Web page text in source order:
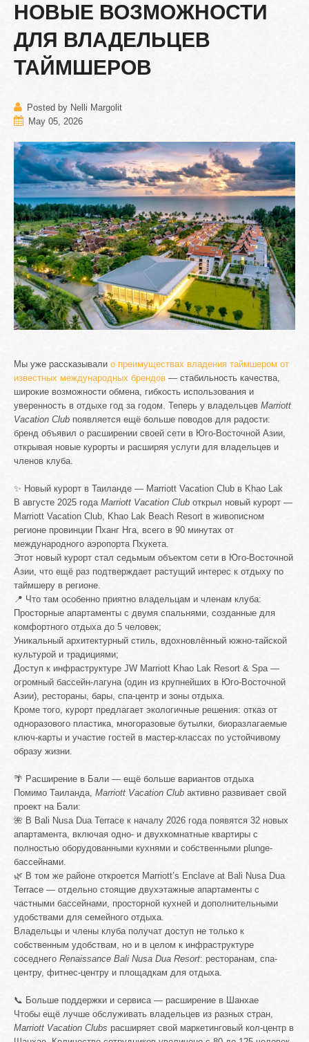
НОВЫЕ ВОЗМОЖНОСТИ
ДЛЯ ВЛАДЕЛЬЦЕВ
ТАЙМШЕРОВ
Posted by Nelli Margolit
May 05, 2026
Мы уже рассказывали о преимуществах владения таймшером от
известных международных брендов — стабильность качества,
широкие возможности обмена, гибкость использования и
уверенность в отдыхе год за годом. Теперь у владельцев Marriott
Vacation Club появляется ещё больше поводов для радости:
бренд объявил о расширении своей сети в Юго-Восточной Азии,
открывая новые курорты и расширяя услуги для владельцев и
членов клуба.
✨ Новый курорт в Таиланде — Marriott Vacation Club в Khao Lak
В августе 2025 года Marriott Vacation Club открыл новый курорт —
Marriott Vacation Club, Khao Lak Beach Resort в живописном
регионе провинции Пханг Нга, всего в 90 минутах от
международного аэропорта Пхукета.
Этот новый курорт стал седьмым объектом сети в Юго-Восточной
Азии, что ещё раз подтверждает растущий интерес к отдыху по
таймшеру в регионе.
📍 Что там особенно приятно владельцам и членам клуба:
Просторные апартаменты с двумя спальнями, созданные для
комфортного отдыха до 5 человек;
Уникальный архитектурный стиль, вдохновлённый южно-тайской
культурой и традициями;
Доступ к инфраструктуре JW Marriott Khao Lak Resort & Spa —
огромный бассейн-лагуна (один из крупнейших в Юго-Восточной
Азии), рестораны, бары, спа-центр и зоны отдыха.
Кроме того, курорт предлагает экологичные решения: отказ от
одноразового пластика, многоразовые бутылки, биоразлагаемые
ключ-карты и участие гостей в мастер-классах по устойчивому
образу жизни.
🌴 Расширение в Бали — ещё больше вариантов отдыха
Помимо Таиланда, Marriott Vacation Club активно развивает свой
проект на Бали:
🌺 В Bali Nusa Dua Terrace к началу 2026 года появятся 32 новых
апартамента, включая одно- и двухкомнатные квартиры с
полностью оборудованными кухнями и собственными plunge-
бассейнами.
🌿 В том же районе откроется Marriott’s Enclave at Bali Nusa Dua
Terrace — отдельно стоящие двухэтажные апартаменты с
частными бассейнами, просторной кухней и дополнительными
удобствами для семейного отдыха.
Владельцы и члены клуба получат доступ не только к
собственным удобствам, но и в целом к инфраструктуре
соседнего Renaissance Bali Nusa Dua Resort: ресторанам, спа-
центру, фитнес-центру и площадкам для отдыха.
📞 Больше поддержки и сервиса — расширение в Шанхае
Чтобы ещё лучше обслуживать владельцев из разных стран,
Marriott Vacation Clubs расширяет свой маркетинговый кол-центр в